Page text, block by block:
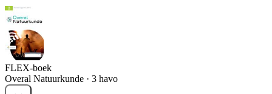
FLEX-boek
Overal Natuurkunde · 3 havo